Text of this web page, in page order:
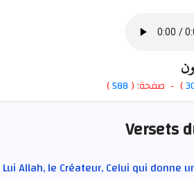
) - صفحة: ( 588
)
Versets
Allah, le Créateur, Celui qui donne